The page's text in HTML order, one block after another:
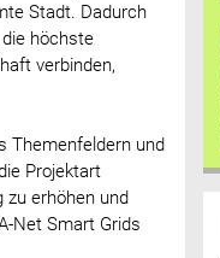
Stadt. Dadurch
höchste
verbinden,
Themenfeldern und
Projektart
zu erhöhen und
Net Smart Grids